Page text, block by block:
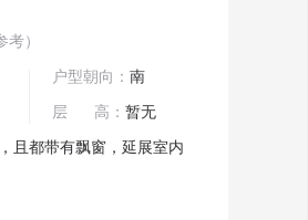
考）
户型朝向： 南
层 高： 暂无
且都带有飘窗，延展室内